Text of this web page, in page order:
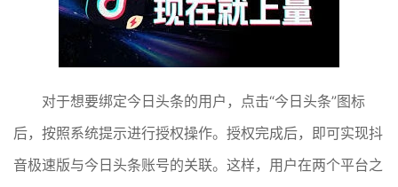
对于想要绑定今日头条的用户，点击“今日头条”图标
后，按照系统提示进行授权操作。授权完成后，即可实现抖
音极速版与今日头条账号的关联。这样，用户在两个平台之